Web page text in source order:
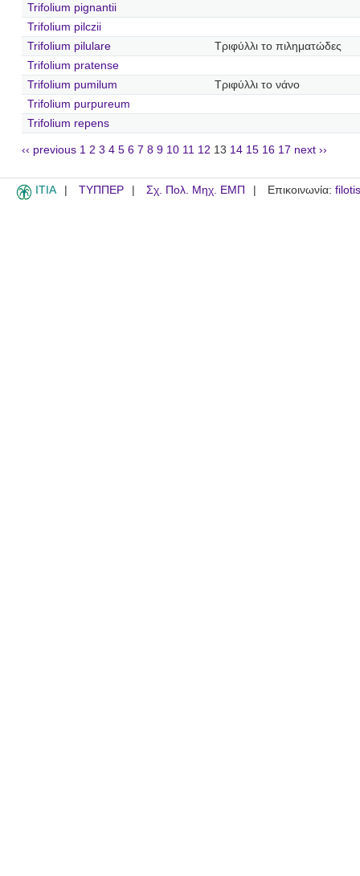
Trifolium pignantii
Trifolium pilczii
Trifolium pilulare
Τριφύλλι το πιληματώδες
Trifolium pratense
Trifolium pumilum
Τριφύλλι το νάνο
Trifolium purpureum
Trifolium repens
‹‹ previous 1 2 3 4 5 6 7 8 9 10 11 12 13 14 15 16 17 next ››
ITIA ΤΥΠΠΕΡ Σχ. Πολ. Μηχ. ΕΜΠ Επικοινωνία: